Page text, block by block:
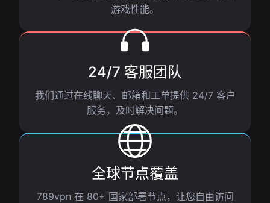
游戏性能。
24/7 客服团队
我们通过在线聊天、邮箱和工单提供 24/7 客户
服务，及时解决问题。
全球节点覆盖
789vpn 在 80+ 国家部署节点，让您自由访问